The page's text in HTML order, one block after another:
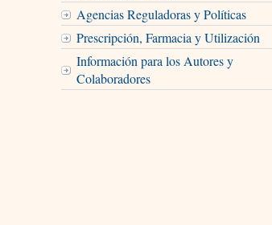
Agencias Reguladoras y Políticas
Prescripción, Farmacia y Utilización
Información para los Autores y
Colaboradores